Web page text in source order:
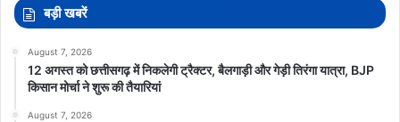
बड़ी खबरें
August 7, 2026
12 अगस्त को छत्तीसगढ़ में निकलेगी ट्रैक्टर, बैलगाड़ी और गेड़ी तिरंगा यात्रा, BJP
किसान मोर्चा ने शुरू की तैयारियां
August 7, 2026